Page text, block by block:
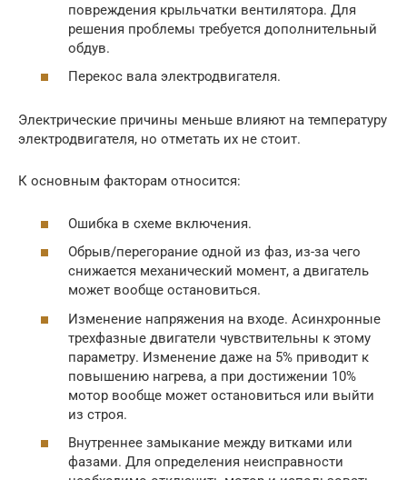
повреждения крыльчатки вентилятора. Для
решения проблемы требуется дополнительный
обдув.
Перекос вала электродвигателя.
Электрические причины меньше влияют на температуру
электродвигателя, но отметать их не стоит.
К основным факторам относится:
Ошибка в схеме включения.
Обрыв/перегорание одной из фаз, из-за чего
снижается механический момент, а двигатель
может вообще остановиться.
Изменение напряжения на входе. Асинхронные
трехфазные двигатели чувствительны к этому
параметру. Изменение даже на 5% приводит к
повышению нагрева, а при достижении 10%
мотор вообще может остановиться или выйти
из строя.
Внутреннее замыкание между витками или
фазами. Для определения неисправности